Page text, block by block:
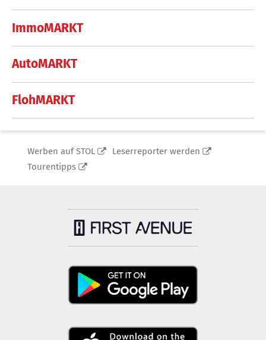
ImmoMARKT
AutoMARKT
FlohMARKT
Werben auf STOL
Leserreporter werden
Tourentipps